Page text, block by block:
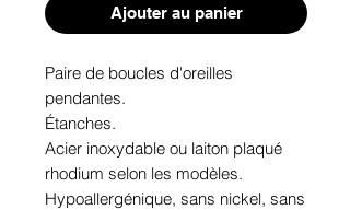
Ajouter au panier
Paire de boucles d'oreilles
pendantes.
Étanches.
Acier inoxydable ou laiton plaqué
rhodium selon les modèles.
Hypoallergénique, sans nickel, sans